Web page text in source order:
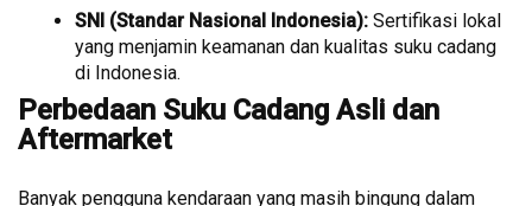
SNI (Standar Nasional Indonesia): Sertifikasi lokal
yang menjamin keamanan dan kualitas suku cadang
di Indonesia.
Perbedaan Suku Cadang Asli dan
Aftermarket
Banyak pengguna kendaraan yang masih bingung dalam